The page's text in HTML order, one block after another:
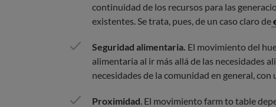
continuidad de los recursos para las
existentes. Se trata, pues, de un caso claro de
Seguridad alimentaria. El movimiento del
alimentaria al ir más allá de las necesidades
necesidades de la comunidad en general,
Proximidad. El movimiento farm to table